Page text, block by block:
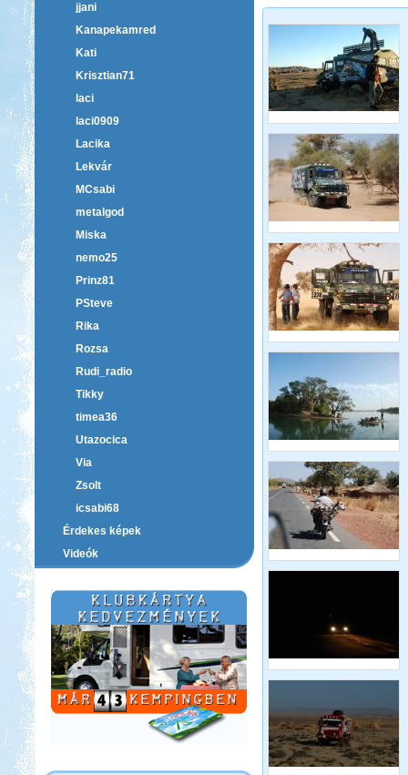
jjani
Kanapekamred
Kati
Krisztian71
laci
laci0909
Lacika
Lekvár
MCsabi
metalgod
Miska
nemo25
Prinz81
PSteve
Rika
Rozsa
Rudi_radio
Tikky
timea36
Utazocica
Via
Zsolt
icsabi68
Érdekes képek
Videók